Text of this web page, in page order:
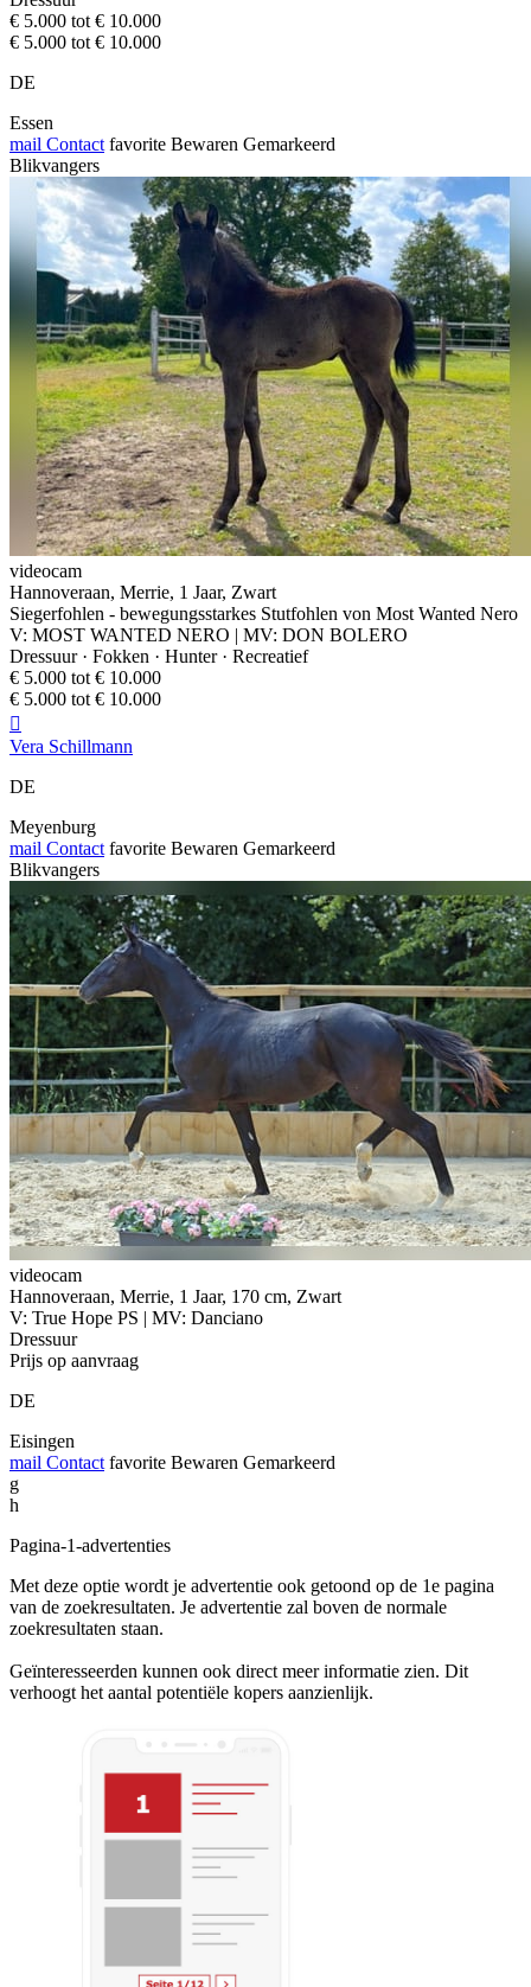
€ 5.000 tot € 10.000
€ 5.000 tot € 10.000
DE
Essen
mail Contact favorite Bewaren Gemarkeerd
Blikvangers
videocam
Hannoveraan, Merrie, 1 Jaar, Zwart
Siegerfohlen - bewegungsstarkes Stutfohlen von Most Wanted Nero
V: MOST WANTED NERO | MV: DON BOLERO
Dressuur · Fokken · Hunter · Recreatief
€ 5.000 tot € 10.000
€ 5.000 tot € 10.000

Vera Schillmann
DE
Meyenburg
mail Contact favorite Bewaren Gemarkeerd
Blikvangers
videocam
Hannoveraan, Merrie, 1 Jaar, 170 cm, Zwart
V: True Hope PS | MV: Danciano
Dressuur
Prijs op aanvraag
DE
Eisingen
mail Contact favorite Bewaren Gemarkeerd
g
h
Pagina-1-advertenties
Met deze optie wordt je advertentie ook getoond op de 1e pagina
van de zoekresultaten. Je advertentie zal boven de normale
zoekresultaten staan.
Geïnteresseerden kunnen ook direct meer informatie zien. Dit
verhoogt het aantal potentiële kopers aanzienlijk.